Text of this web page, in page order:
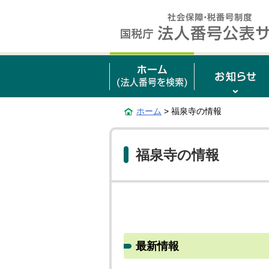
ホーム > 福泉寺の情報
福泉寺の情報
最新情報